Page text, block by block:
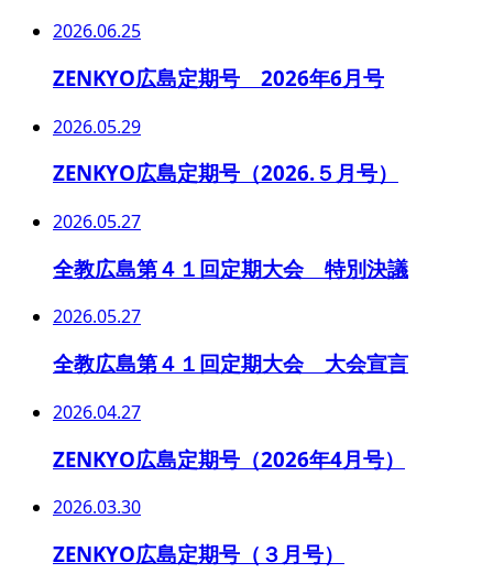
2026.06.25
ZENKYO広島定期号 2026年6月号
2026.05.29
ZENKYO広島定期号（2026.５月号）
2026.05.27
全教広島第４１回定期大会 特別決議
2026.05.27
全教広島第４１回定期大会 大会宣言
2026.04.27
ZENKYO広島定期号（2026年4月号）
2026.03.30
ZENKYO広島定期号（３月号）